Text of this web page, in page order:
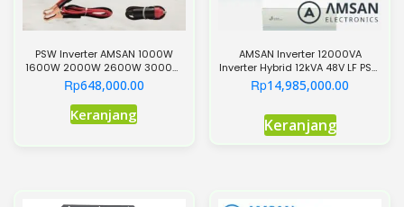
PSW Inverter AMSAN 1000W
1600W 2000W 2600W 3000W
12V 24V 48V Pure Sine Wave
untuk mobil PLTS
Rp648,000.00
KeranjangProduk
AMSAN Inverter 12000VA
Inverter Hybrid 12kVA 48V LF PSW
MPPT 120A VT Series
Rp14,985,000.00
Keranjang